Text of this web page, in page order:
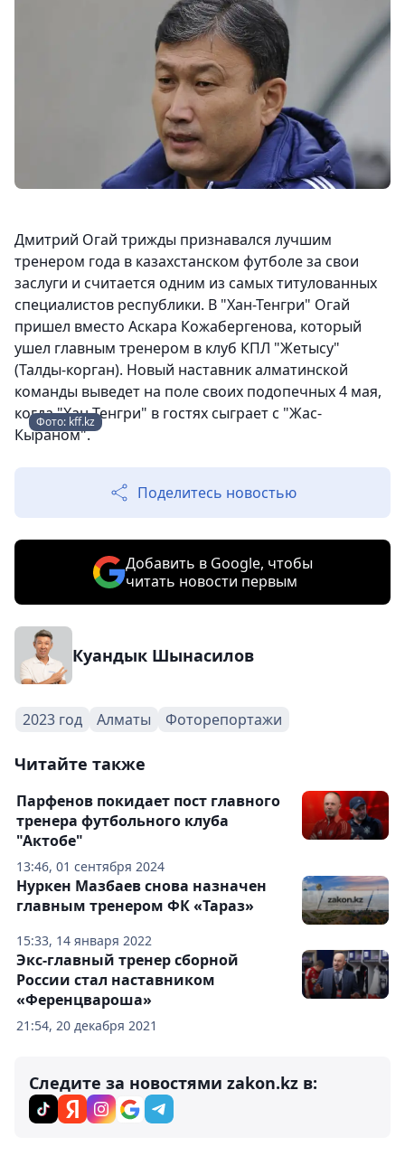
Фото: kff.kz
Дмитрий Огай трижды признавался лучшим
тренером года в казахстанском футболе за свои
заслуги и считается одним из самых титулованных
специалистов республики. В "Хан-Тенгри" Огай
пришел вместо Аскара Кожабергенова, который
ушел главным тренером в клуб КПЛ "Жетысу"
(Талды-корган). Новый наставник алматинской
команды выведет на поле своих подопечных 4 мая,
когда "Хан-Тенгри" в гостях сыграет с "Жас-
Кыраном".
Поделитесь новостью
Добавить в Google, чтобы
читать новости первым
Куандык Шынасилов
2023 год Алматы Фоторепортажи
Читайте также
13:46, 01 сентября 2024
Парфенов покидает пост главного
тренера футбольного клуба
"Актобе"
15:33, 14 января 2022
Нуркен Мазбаев снова назначен
главным тренером ФК «Тараз»
21:54, 20 декабря 2021
Экс-главный тренер сборной
России стал наставником
«Ференцвароша»
Следите за новостями zakon.kz в: